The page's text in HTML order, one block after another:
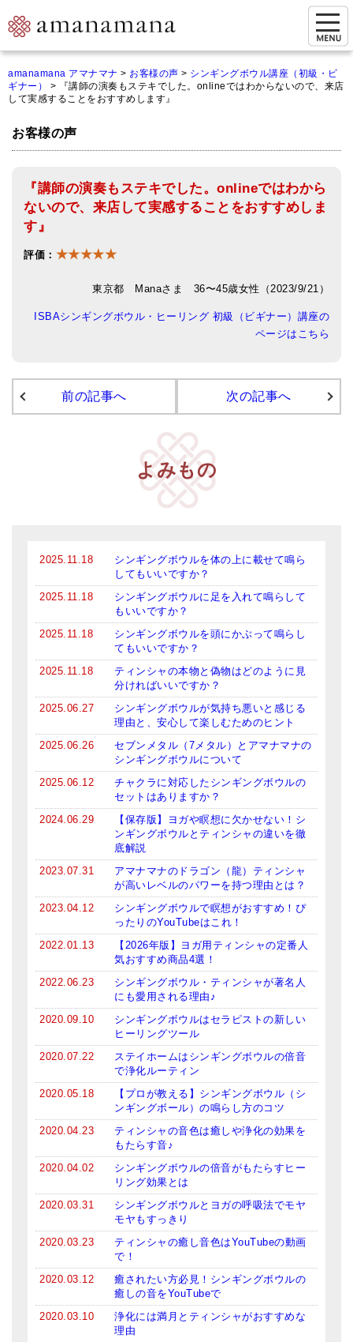
マイページ
ご来店予約（実店舗）
オンライン相談&購入
シンギングボウル講座
倍音呼吸法レッスン
オンラインショップ
カートを見る
アマナマナのシンギングボウル
●チベット・シンギングボウル
マンダラ彫（黒・渋金）
特大シンギングボウル・特殊柄
スティック・マレット・リング（台座）
アマナマナのティンシャ
プレミアム・ティンシャ（L・M）
ベーシック・ティンシャ（4種）
チベット・真マントラ香
お香定期購入（ラクとくサブスク）
チベット高僧のオラクルカード
シンギングボウル入門本・CD
オリジナルグッズ
神々とつながるジュエリー
ヒーリング・マンダラポスター
ロゴステッカー・ポストカード各種
亡命チベット人尼僧のお守り・チャーム
チベット・マントラ・ヒーリングCD
シンギングボウル講座
初級講座
倍音呼吸法レッスン
中級講座
ビギナー講師・養成講座
amanamana アマナマナ > お客様の声 > シンギングボウル講座（初級・ビ
ギナー）
>
『講師の演奏もステキでした。onlineではわからないので、来店
して実感することをおすすめします』
お客様の声
『講師の演奏もステキでした。onlineではわから
ないので、来店して実感することをおすすめしま
す』
評価： ★★★★★
東京都 Manaさま 36〜45歳女性（2023/9/21）
ISBAシンギングボウル・ヒーリング 初級（ビギナー）講座の
ページはこちら
前の記事へ 次の記事へ
よみもの
2025.11.18
シンギングボウルを体の上に載せて鳴ら
してもいいですか？
2025.11.18
シンギングボウルに足を入れて鳴らして
もいいですか？
2025.11.18
シンギングボウルを頭にかぶって鳴らし
てもいいですか？
2025.11.18
ティンシャの本物と偽物はどのように見
分ければいいですか？
2025.06.27
シンギングボウルが気持ち悪いと感じる
理由と、安心して楽しむためのヒント
2025.06.26
セブンメタル（7メタル）とアマナマナの
シンギングボウルについて
2025.06.12
チャクラに対応したシンギングボウルの
セットはありますか？
2024.06.29
【保存版】ヨガや瞑想に欠かせない！シ
ンギングボウルとティンシャの違いを徹
底解説
2023.07.31
アマナマナのドラゴン（龍）ティンシャ
が高いレベルのパワーを持つ理由とは？
2023.04.12
シンギングボウルで瞑想がおすすめ！ぴ
ったりのYouTubeはこれ！
2022.01.13
【2026年版】ヨガ用ティンシャの定番人
気おすすめ商品4選！
2022.06.23
シンギングボウル・ティンシャが著名人
にも愛用される理由♪
2020.09.10
シンギングボウルはセラピストの新しい
ヒーリングツール
2020.07.22
ステイホームはシンギングボウルの倍音
で浄化ルーティン
2020.05.18
【プロが教える】シンギングボウル（シ
ンギングボール）の鳴らし方のコツ
2020.04.23
ティンシャの音色は癒しや浄化の効果を
もたらす音♪
2020.04.02
シンギングボウルの倍音がもたらすヒー
リング効果とは
2020.03.31
シンギングボウルとヨガの呼吸法でモヤ
モヤもすっきり
2020.03.23
ティンシャの癒し音色はYouTubeの動画
で！
2020.03.12
癒されたい方必見！シンギングボウルの
癒しの音をYouTubeで
2020.03.10
浄化には満月とティンシャがおすすめな
理由